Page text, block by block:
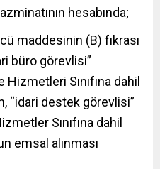
hesabında;
maddesinin (B) fıkrası
büro görevlisi”
Sınıfına dahil
“idari destek görevlisi”
Sınıfına dahil
emsal alınması